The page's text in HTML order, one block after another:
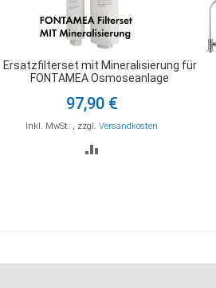
Ersatzfilterset mit Mineralisierung für
FONTAMEA Osmoseanlage
97,90 €
Inkl. MwSt. , zzgl.Versandkosten
In